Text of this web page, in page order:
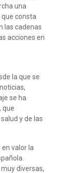
una
consta
las cadenas
acciones en
la que se
se ha
que
y de las
valor la
diversas,